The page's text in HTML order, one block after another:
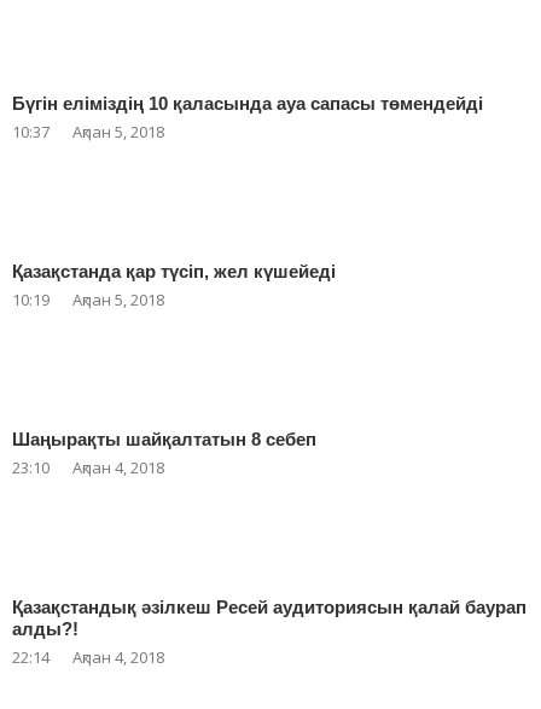
Бүгін еліміздің 10 қаласында ауа сапасы төмендейді
10:37 Ақпан 5, 2018
Қазақстанда қар түсіп, жел күшейеді
10:19 Ақпан 5, 2018
Шаңырақты шайқалтатын 8 себеп
23:10 Ақпан 4, 2018
Қазақстандық әзілкеш Ресей аудиториясын қалай баурап
алды?!
22:14 Ақпан 4, 2018